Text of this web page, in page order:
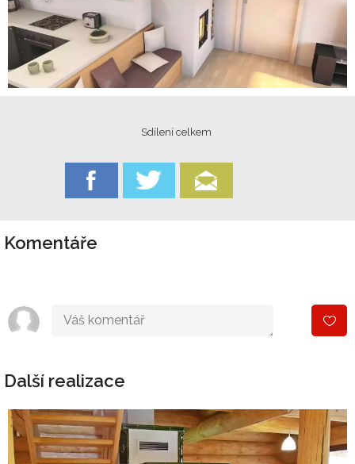
Sdílení celkem
Komentáře
Další realizace